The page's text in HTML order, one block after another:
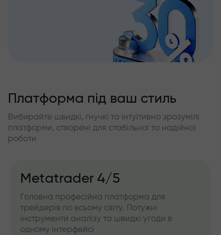
Платформа під ваш стиль
Вибирайте швидкі, гнучкі та інтуїтивно зрозумілі
платформи, створені для стабільної та надійної
роботи
Metatrader 4/5
Головна професійна платформа для
трейдерів по всьому світу. Потужні
інструменти аналізу та швидкі угоди в
одному інтерфейсі